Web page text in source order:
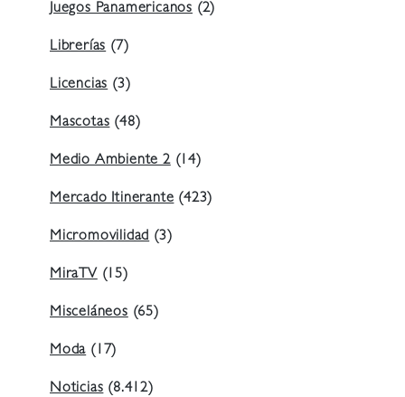
Juegos Panamericanos (2)
Librerías (7)
Licencias (3)
Mascotas (48)
Medio Ambiente 2(14)
Mercado Itinerante (423)
Micromovilidad (3)
MiraTV (15)
Misceláneos (65)
Moda (17)
Noticias (8.412)